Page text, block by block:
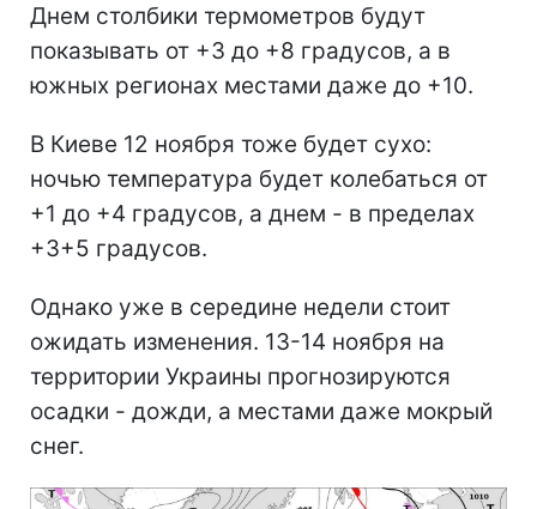
Днем столбики термометров будут
показывать от +3 до +8 градусов, а в
южных регионах местами даже до +10.
В Киеве 12 ноября тоже будет сухо:
ночью температура будет колебаться от
+1 до +4 градусов, а днем - в пределах
+3+5 градусов.
Однако уже в середине недели стоит
ожидать изменения. 13-14 ноября на
территории Украины прогнозируются
осадки - дожди, а местами даже мокрый
снег.